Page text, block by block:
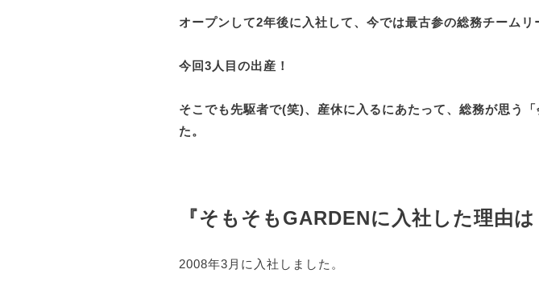
オープンして2年後に入社して、今では最古参の総務チームリ
今回3人目の出産！
そこでも先駆者で(笑)、産休に入るにあたって、総務が思う
た。
『そもそもGARDENに入社した理由は
2008年3月に入社しました。